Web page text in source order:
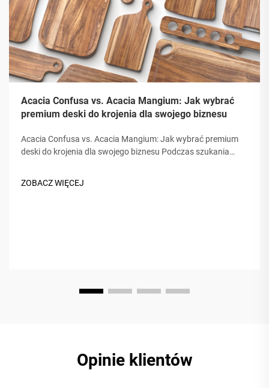
Acacia Confusa vs. Acacia Mangium: Jak wybrać
premium deski do krojenia dla swojego biznesu
Acacia Confusa vs. Acacia Mangium: Jak wybrać premium
deski do krojenia dla swojego biznesu Podczas szukania
są równe. Rynk często myli...
ZOBACZ WIĘCEJ
Opinie klientów